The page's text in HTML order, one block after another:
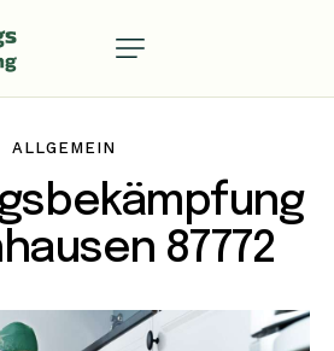
ALLGEMEIN
87772